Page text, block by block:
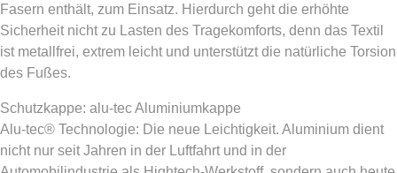
Fasern enthält, zum Einsatz. Hierdurch geht die erhöhte
Sicherheit nicht zu Lasten des Tragekomforts, denn das Textil
ist metallfrei, extrem leicht und unterstützt die natürliche Torsion
des Fußes.
Schutzkappe: alu-tec Aluminiumkappe
Alu-tec® Technologie: Die neue Leichtigkeit. Aluminium dient
nicht nur seit Jahren in der Luftfahrt und in der